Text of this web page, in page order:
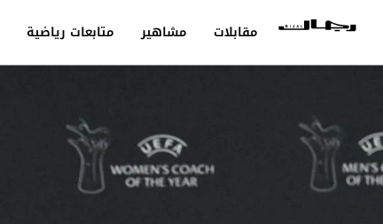
متابعات رياضية مشاهير مقابلات